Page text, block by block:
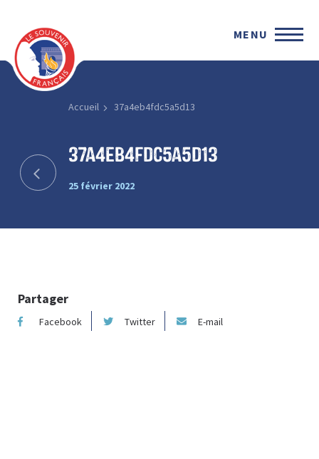
MENU
Accueil 37a4eb4fdc5a5d13
37a4eb4fdc5a5d13
25 février 2022
Partager
Facebook Twitter E-mail